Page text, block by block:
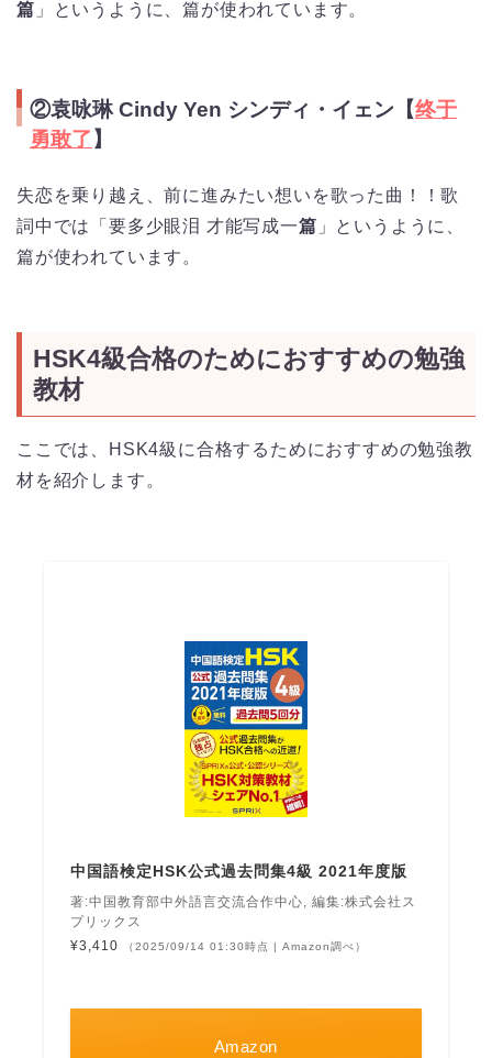
篇 」というように、篇が使われています。
②袁咏琳 Cindy Yen シンディ・イェン【终于
勇敢了 】
失恋を乗り越え、前に進みたい想いを歌った曲！！歌
詞中では「要多少眼泪 才能写成一篇 」というように、
篇が使われています。
HSK4級合格のためにおすすめの勉強
教材
ここでは、HSK4級に合格するためにおすすめの勉強教
材を紹介します。
中国語検定HSK公式過去問集4級 2021年度版
著:中国教育部中外語言交流合作中心, 編集:株式会社ス
プリックス
¥3,410
（2025/09/14 01:30時点 | Amazon調べ）
Amazon